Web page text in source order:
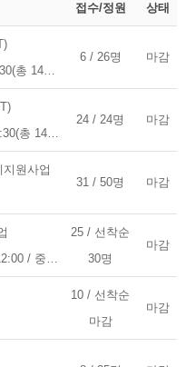
접수/정원 상태
교육 진행)
6 / 26명 마감
교육 진행)
24 / 24명 마감
원사업
31 / 50명 마감
25 / 선착순
30명
마감
10 / 선착순
마감
마감